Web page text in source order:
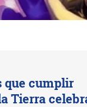
que cumplir
Tierra